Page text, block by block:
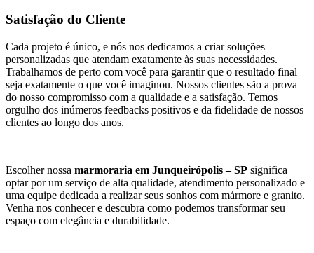
Satisfação do Cliente
Cada projeto é único, e nós nos dedicamos a criar soluções
personalizadas que atendam exatamente às suas necessidades.
Trabalhamos de perto com você para garantir que o resultado final
seja exatamente o que você imaginou. Nossos clientes são a prova
do nosso compromisso com a qualidade e a satisfação. Temos
orgulho dos inúmeros feedbacks positivos e da fidelidade de nossos
clientes ao longo dos anos.
Escolher nossa marmoraria em Junqueirópolis – SP significa
optar por um serviço de alta qualidade, atendimento personalizado e
uma equipe dedicada a realizar seus sonhos com mármore e granito.
Venha nos conhecer e descubra como podemos transformar seu
espaço com elegância e durabilidade.